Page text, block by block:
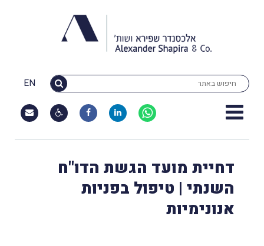
EN
דחיית מועד הגשת הדו"ח
השנתי | טיפול בפניות
אנונימיות